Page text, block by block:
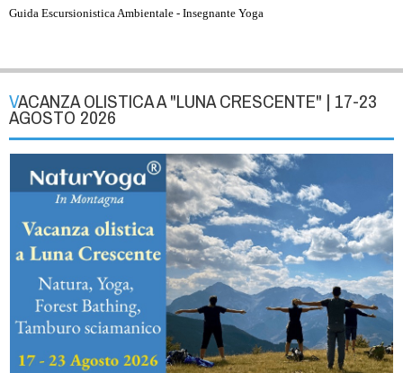
Guida Escursionistica Ambientale - Insegnante Yoga
VACANZA OLISTICA A "LUNA CRESCENTE" | 17-23
AGOSTO 2026